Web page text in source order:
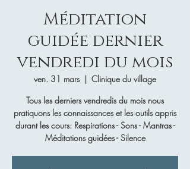
Méditation
guidée dernier
vendredi du mois
ven. 31 mars
  |
Clinique du village
Tous les derniers vendredis du mois nous
pratiquons les connaissances et les outils appris
durant les cours: Respirations - Sons - Mantras -
Méditations guidées - Silence